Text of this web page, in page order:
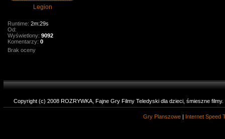
Legion
Runtime: 2m:29s
Od:
Wyświetlony: 9092
Komentarzy: 0
Brak oceny
Copyright (c) 2008 ROZRYWKA, Fajne Gry Filmy Teledyski dla dzieci, śmieszne
Gry Planszowe | Internet Speed